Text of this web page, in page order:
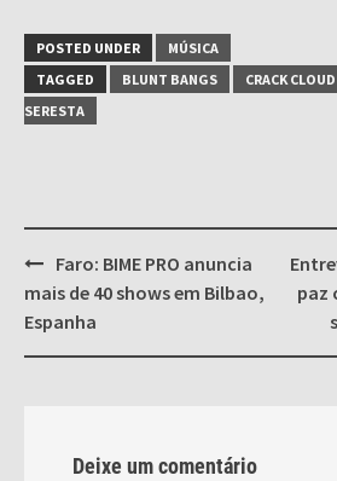
POSTED UNDER
MÚSICA
TAGGED
BLUNT BANGS CRACK CLOUD
SERESTA
Post
navigation
Faro: BIME PRO anuncia
mais de 40 shows em Bilbao,
Espanha
paz
Deixe um comentário